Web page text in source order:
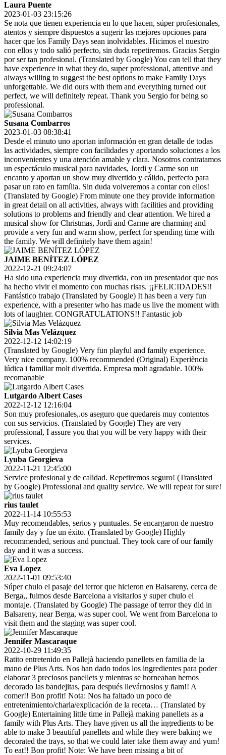
Laura Puente
2023-01-03 23:15:26
Se nota que tienen experiencia en lo que hacen, súper profesionales,
atentos y siempre dispuestos a sugerir las mejores opciones para
hacer que los Family Days sean inolvidables. Hicimos el nuestro
con ellos y todo salió perfecto, sin duda repetiremos. Gracias Sergio
por ser tan profesional. (Translated by Google) You can tell that they
have experience in what they do, super professional, attentive and
always willing to suggest the best options to make Family Days
unforgettable. We did ours with them and everything turned out
perfect, we will definitely repeat. Thank you Sergio for being so
professional.
Susana Combarros
2023-01-03 08:38:41
Desde el minuto uno aportan información en gran detalle de todas
las actividades, siempre con facilidades y aportando soluciones a los
inconvenientes y una atención amable y clara. Nosotros contratamos
un espectáculo musical para navidades, Jordi y Carme son un
encanto y aportan un show muy divertido y cálido, perfecto para
pasar un rato en família. Sin duda volveremos a contar con ellos!
(Translated by Google) From minute one they provide information
in great detail on all activities, always with facilities and providing
solutions to problems and friendly and clear attention. We hired a
musical show for Christmas, Jordi and Carme are charming and
provide a very fun and warm show, perfect for spending time with
the family. We will definitely have them again!
JAIME BENÍTEZ LÓPEZ
2022-12-21 09:24:07
Ha sido una experiencia muy divertida, con un presentador que nos
ha hecho vivir el momento con muchas risas. ¡¡FELICIDADES!!
Fantástico trabajo (Translated by Google) It has been a very fun
experience, with a presenter who has made us live the moment with
lots of laughter. CONGRATULATIONS!! Fantastic job
Silvia Mas Velázquez
2022-12-12 14:02:19
(Translated by Google) Very fun playful and family experience.
Very nice company. 100% recommended (Original) Experiència
lúdica i familiar molt divertida. Empresa molt agradable. 100%
recomanable
Lutgardo Albert Cases
2022-12-12 12:16:04
Son muy profesionales,.os aseguro que quedareis muy contentos
con sus servicios. (Translated by Google) They are very
professional, I assure you that you will be very happy with their
services.
Lyuba Georgieva
2022-11-21 12:45:00
Service profesional y de calidad. Repetiremos seguro! (Translated
by Google) Professional and quality service. We will repeat for sure!
rius taulet
2022-11-14 10:55:53
Muy recomendables, serios y puntuales. Se encargaron de nuestro
family day y fue un éxito. (Translated by Google) Highly
recommended, serious and punctual. They took care of our family
day and it was a success.
Eva Lopez
2022-11-01 09:53:40
Súper chulo el pasaje del terror que hicieron en Balsareny, cerca de
Berga,, fuimos desde Barcelona a visitarlos y super chulo el
montaje. (Translated by Google) The passage of terror they did in
Balsareny, near Berga, was super cool. We went from Barcelona to
visit them and the staging was super cool.
Jennifer Mascaraque
2022-10-29 11:49:35
Ratito entretenido en Pallejà haciendo panellets en familia de la
mano de Plus Arts. Nos han dado todos los ingredientes para poder
elaborar 3 preciosos panellets y mientras se horneaban hemos
decorado las bandejitas, para después llevárnoslos y ñam!! A
comer!! Bon profit! Nota: Nos ha faltado un poco de
entretenimiento/charla/explicación de la receta… (Translated by
Google) Entertaining little time in Pallejà making panellets as a
family with Plus Arts. They have given us all the ingredients to be
able to make 3 beautiful panellets and while they were baking we
decorated the trays, so that we could later take them away and yum!
To eat!! Bon profit! Note: We have been missing a bit of